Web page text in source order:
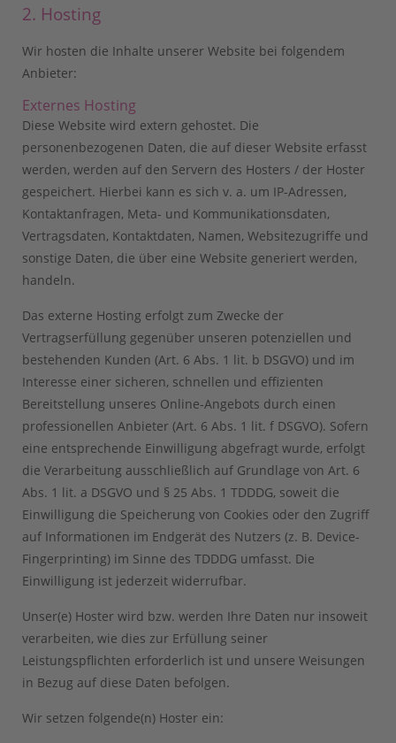
2. Hosting
Wir hosten die Inhalte unserer Website bei folgendem
Anbieter:
Externes Hosting
Diese Website wird extern gehostet. Die
personenbezogenen Daten, die auf dieser Website erfasst
werden, werden auf den Servern des Hosters / der Hoster
gespeichert. Hierbei kann es sich v. a. um IP-Adressen,
Kontaktanfragen, Meta- und Kommunikationsdaten,
Vertragsdaten, Kontaktdaten, Namen, Websitezugriffe und
sonstige Daten, die über eine Website generiert werden,
handeln.
Das externe Hosting erfolgt zum Zwecke der
Vertragserfüllung gegenüber unseren potenziellen und
bestehenden Kunden (Art. 6 Abs. 1 lit. b DSGVO) und im
Interesse einer sicheren, schnellen und effizienten
Bereitstellung unseres Online-Angebots durch einen
professionellen Anbieter (Art. 6 Abs. 1 lit. f DSGVO). Sofern
eine entsprechende Einwilligung abgefragt wurde, erfolgt
die Verarbeitung ausschließlich auf Grundlage von Art. 6
Abs. 1 lit. a DSGVO und § 25 Abs. 1 TDDDG, soweit die
Einwilligung die Speicherung von Cookies oder den Zugriff
auf Informationen im Endgerät des Nutzers (z. B. Device-
Fingerprinting) im Sinne des TDDDG umfasst. Die
Einwilligung ist jederzeit widerrufbar.
Unser(e) Hoster wird bzw. werden Ihre Daten nur insoweit
verarbeiten, wie dies zur Erfüllung seiner
Leistungspflichten erforderlich ist und unsere Weisungen
in Bezug auf diese Daten befolgen.
Wir setzen folgende(n) Hoster ein: